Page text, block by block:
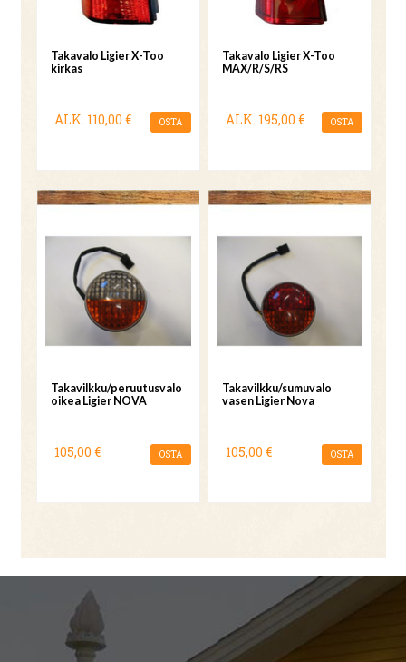
Takavalo Ligier X-Too
kirkas
ALK. 110,00 € OSTA
Takavalo Ligier X-Too
MAX/R/S/RS
ALK. 195,00 € OSTA
Takavilkku/peruutusvalo
oikea Ligier NOVA
105,00 € OSTA
Takavilkku/sumuvalo
vasen Ligier Nova
105,00 € OSTA